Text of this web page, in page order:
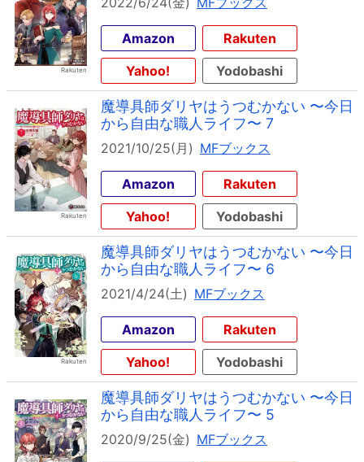
Amazon
Rakuten
Yahoo!
Yodobashi
魔導具師ダリヤはうつむかない 〜今日
から自由な職人ライフ〜 7
2021/10/25(月) MFブックス
Amazon
Rakuten
Yahoo!
Yodobashi
魔導具師ダリヤはうつむかない 〜今日
から自由な職人ライフ〜 6
2021/4/24(土) MFブックス
Amazon
Rakuten
Yahoo!
Yodobashi
魔導具師ダリヤはうつむかない 〜今日
から自由な職人ライフ〜 5
2020/9/25(金) MFブックス